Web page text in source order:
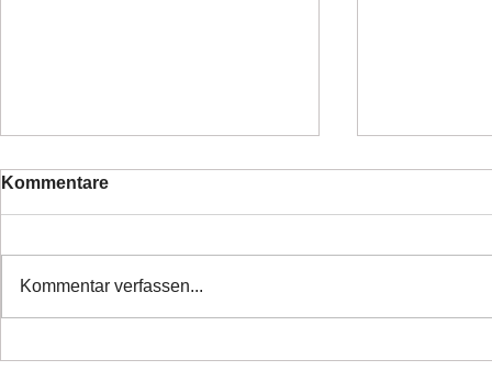
Kommentare
Kommentar verfassen...